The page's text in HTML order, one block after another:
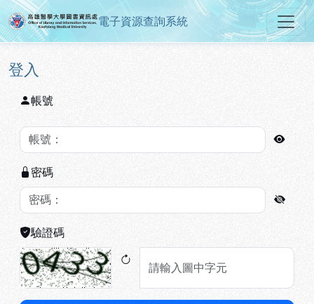
跳到主要內容
:::
高雄醫學大學圖書資訊處電子資
電子資源查詢系統
:::
登入
帳號
密碼
驗證碼